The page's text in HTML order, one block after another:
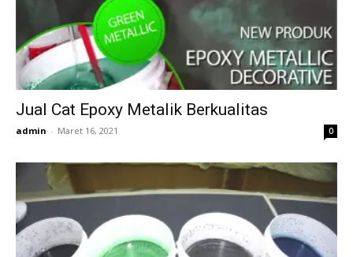
Jual Cat Epoxy Metalik Berkualitas
admin - Maret 16, 2021 0